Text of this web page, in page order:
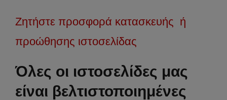
Ζητήστε προσφορά κατασκευής ή
προώθησης ιστοσελίδας
Όλες οι ιστοσελίδες μας
είναι βελτιστοποιημένες